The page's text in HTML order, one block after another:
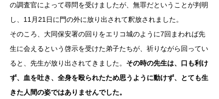
の調査官によって尋問を受けましたが、無罪だということが判明
し、11月21日に門の外に放り出されて釈放されました。
そのころ、大同保安署の回りをエリコ城のように7回まわれば先
生に会えるという啓示を受けた弟子たちが、祈りながら回ってい
ると、先生が放り出されてきました。 その時の先生は、口も利け
ず、血を吐き、全身を殴られたため思うように動けず、とても生
きた人間の姿ではありませんでした。